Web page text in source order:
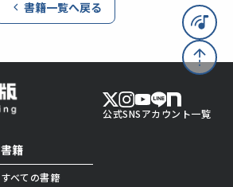
書籍一覧へ戻る
書籍
すべての書籍
公式SNSアカウント一覧